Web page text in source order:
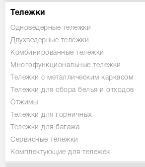
Тележки
Одноведерные тележки
Двухведерные тележки
Комбинированные тележки
Многофункциональные тележки
Тележки с металлическим каркасом
Тележки для сбора белья и отходов
Отжимы
Тележки для горничных
Тележки для багажа
Сервисные тележки
Комплектующие для тележек